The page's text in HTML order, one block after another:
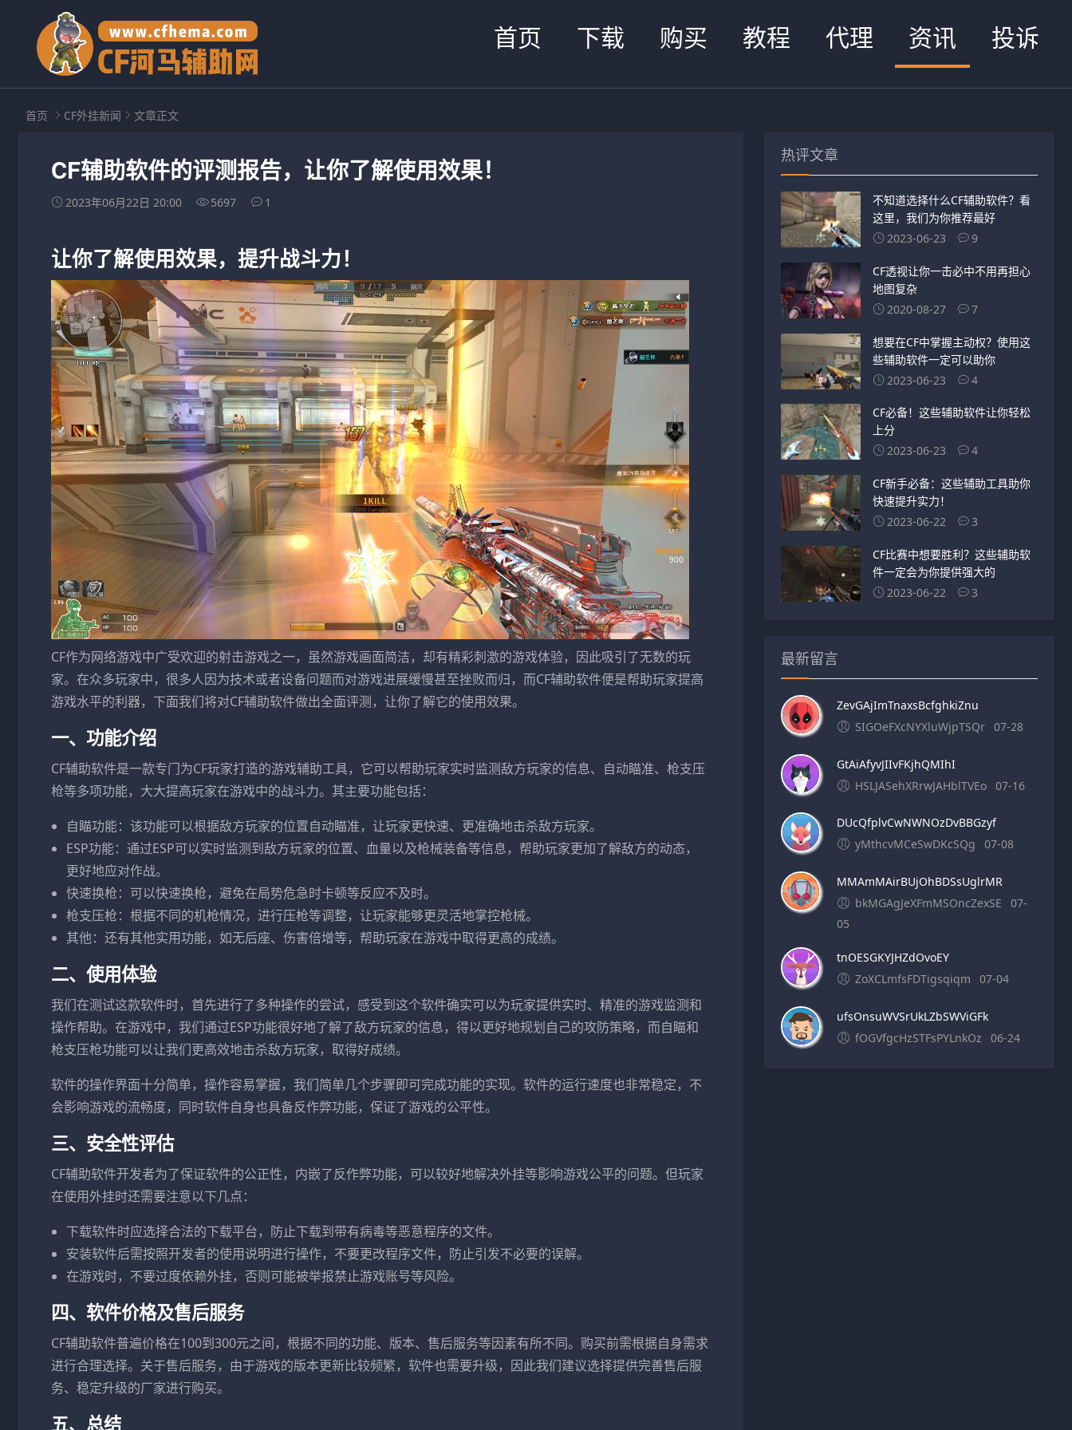
首页 下载 购买 教程 代理 资讯 投诉
首页 CF外挂新闻 文章正文
CF辅助软件的评测报告，让你了解使用效果！
2023年06月22日 20:00 5697 1
让你了解使用效果，提升战斗力！
CF作为网络游戏中广受欢迎的射击游戏之一，虽然游戏画面简洁，却有精彩刺激的游戏体验，因此吸引了无数的玩
家。在众多玩家中，很多人因为技术或者设备问题而对游戏进展缓慢甚至挫败而归，而CF辅助软件便是帮助玩家提高
游戏水平的利器，下面我们将对CF辅助软件做出全面评测，让你了解它的使用效果。
一、功能介绍
CF辅助软件是一款专门为CF玩家打造的游戏辅助工具，它可以帮助玩家实时监测敌方玩家的信息、自动瞄准、枪支压
枪等多项功能，大大提高玩家在游戏中的战斗力。其主要功能包括：
自瞄功能：该功能可以根据敌方玩家的位置自动瞄准，让玩家更快速、更准确地击杀敌方玩家。
ESP功能：通过ESP可以实时监测到敌方玩家的位置、血量以及枪械装备等信息，帮助玩家更加了解敌方的动态，
更好地应对作战。
快速换枪：可以快速换枪，避免在局势危急时卡顿等反应不及时。
枪支压枪：根据不同的机枪情况，进行压枪等调整，让玩家能够更灵活地掌控枪械。
其他：还有其他实用功能，如无后座、伤害倍增等，帮助玩家在游戏中取得更高的成绩。
二、使用体验
我们在测试这款软件时，首先进行了多种操作的尝试，感受到这个软件确实可以为玩家提供实时、精准的游戏监测和
操作帮助。在游戏中，我们通过ESP功能很好地了解了敌方玩家的信息，得以更好地规划自己的攻防策略，而自瞄和
枪支压枪功能可以让我们更高效地击杀敌方玩家，取得好成绩。
软件的操作界面十分简单，操作容易掌握，我们简单几个步骤即可完成功能的实现。软件的运行速度也非常稳定，不
会影响游戏的流畅度，同时软件自身也具备反作弊功能，保证了游戏的公平性。
三、安全性评估
CF辅助软件开发者为了保证软件的公正性，内嵌了反作弊功能，可以较好地解决外挂等影响游戏公平的问题。但玩家
在使用外挂时还需要注意以下几点：
下载软件时应选择合法的下载平台，防止下载到带有病毒等恶意程序的文件。
安装软件后需按照开发者的使用说明进行操作，不要更改程序文件，防止引发不必要的误解。
在游戏时，不要过度依赖外挂，否则可能被举报禁止游戏账号等风险。
四、软件价格及售后服务
CF辅助软件普遍价格在100到300元之间，根据不同的功能、版本、售后服务等因素有所不同。购买前需根据自身需求
进行合理选择。关于售后服务，由于游戏的版本更新比较频繁，软件也需要升级，因此我们建议选择提供完善售后服
务、稳定升级的厂家进行购买。
五、总结
热评文章
不知道选择什么CF辅助软件？看
这里，我们为你推荐最好
2023-06-23
9
CF透视让你一击必中不用再担心
地图复杂
2020-08-27
7
想要在CF中掌握主动权？使用这
些辅助软件一定可以助你
2023-06-23
4
CF必备！这些辅助软件让你轻松
上分
2023-06-23
4
CF新手必备：这些辅助工具助你
快速提升实力！
2023-06-22
3
CF比赛中想要胜利？这些辅助软
件一定会为你提供强大的
2023-06-22
3
最新留言
ZevGAjImTnaxsBcfghkiZnu
SIGOeFXcNYXluWjpTSQr 07-28
GtAiAfyvJIIvFKjhQMIhI
HSLJASehXRrwJAHblTVEo 07-16
DUcQfplvCwNWNOzDvBBGzyf
yMthcvMCeSwDKcSQg
07-08
MMAmMAirBUjOhBDSsUglrMR
bkMGAgJeXFmMSOncZexSE
07-
05
tnOESGKYJHZdOvoEY
ZoXCLmfsFDTigsqiqm
07-04
ufsOnsuWVSrUkLZbSWViGFk
fOGVfgcHzSTFsPYLnkOz
06-24